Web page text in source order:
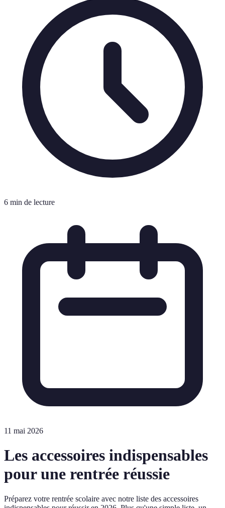
6 min de lecture
11 mai 2026
Les accessoires indispensables
pour une rentrée réussie
Préparez votre rentrée scolaire avec notre liste des accessoires